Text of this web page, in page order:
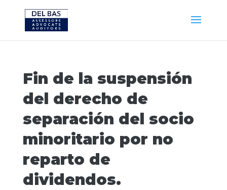
Fin de la suspensión
del derecho de
separación del socio
minoritario por no
reparto de
dividendos.